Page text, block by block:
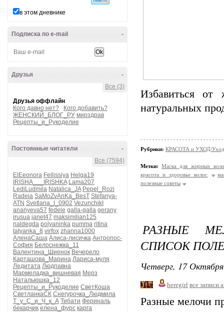
в этом дневнике
-
Подписка по e-mail
-
Друзья
Все (3)
Друзья оффлайн
Кого давно нет?
Кого добавить?
ЖЕНСКИЙ_БЛОГ_РУ мирздрав
Рецепты_и_Рукоделие
-
Постоянные читатели
Все (7594)
ElEeonora Fellissiya Helga19
IRISHA___IRISHKA Lama207
LediLudmila Natalica_JA Pepel_Rozi
Radeia SaMoZvAnKa_BesT Stefanya-
ATN Svetlana_I_0902 VezunchikI
ananyeva57 fedele galla-galla gerany
irusua janet47 maksimilian125
naldegda polyaninka pumma ritina
tatyanka_8 virfox zhanna1000
АленаСаша Алиса-лисичка Антропос-
София Белоснежка_11
Валентина_Шиенок Вечерело
Карташова_Марина Лариса-муля
Ледитата Людпавна
Мармеладка_вишневая Мерз
Натальюшка_12
Рецепты_и_Рукоделие СветКоша
СветланкаСК Снегурочка_Людмила
Т_у_С_и_Ч_к_А Тибати Фериналь
бекарчик елена_фурс карга
Избавиться
натуральных
Рубрики: КРАСОТА и УХОД/Уход
Метки: Маска для жирных
красота и здоровье волос
полезные советы
РАЗНЫЕ
СПИСОК
Четверг, 17
heregirl все записи
Разные мелочи